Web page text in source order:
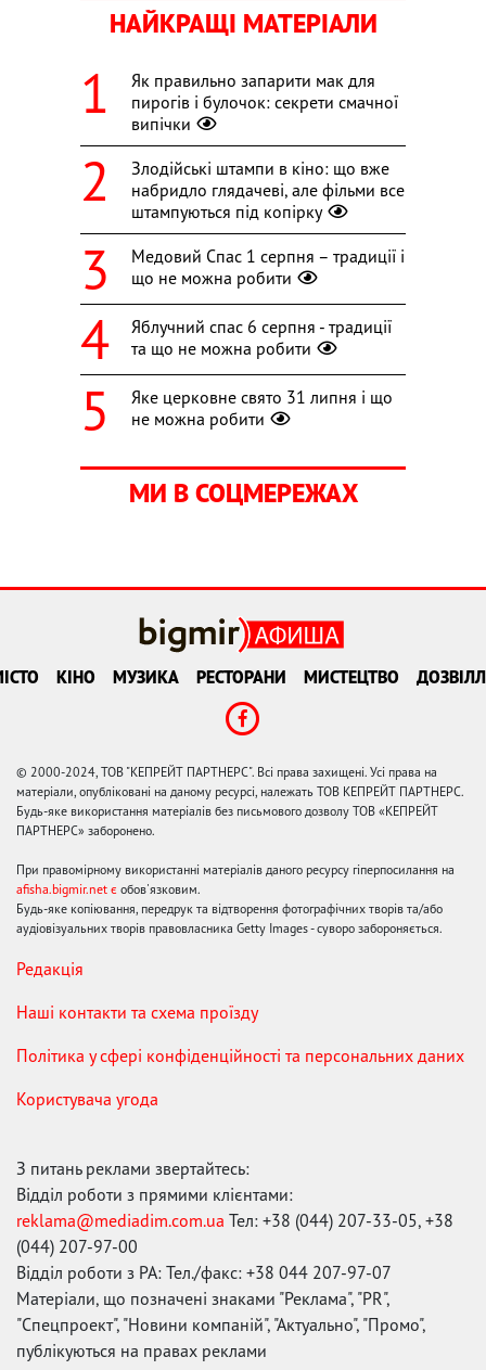
НАЙКРАЩІ МАТЕРІАЛИ
Як правильно запарити мак для
пирогів і булочок: секрети смачної
випічки
Злодійські штампи в кіно: що вже
набридло глядачеві, але фільми все
штампуються під копірку
Медовий Спас 1 серпня – традиції і
що не можна робити
Яблучний спас 6 серпня - традиції
та що не можна робити
Яке церковне свято 31 липня і що
не можна робити
МИ В СОЦМЕРЕЖАХ
КІНО МУЗИКА РЕСТОРАНИ МИСТЕЦТВО
© 2000-2024, ТОВ "КЕПРЕЙТ ПАРТНЕРС". Всі права захищені. Усі права на
матеріали, опубліковані на даному ресурсі, належать ТОВ КЕПРЕЙТ ПАРТНЕРС.
Будь-яке використання матеріалів без письмового дозволу ТОВ «КЕПРЕЙТ
ПАРТНЕРС» заборонено.
При правомірному використанні матеріалів даного ресурсу гіперпосилання на
afisha.bigmir.net є обов'язковим.
Будь-яке копіювання, передрук та відтворення фотографічних творів та/або
аудіовізуальних творів правовласника Getty Images - суворо забороняється.
Редакція
Наші контакти та схема проїзду
Політика у сфері конфіденційності та персональних даних
Користувача угода
З питань реклами звертайтесь:
Відділ роботи з прямими клієнтами:
reklama@mediadim.com.ua Тел: +38 (044) 207-33-05, +38
(044) 207-97-00
Відділ роботи з РА: Тел./факс: +38 044 207-97-07
Матеріали, що позначені знаками "Реклама", "PR",
"Спецпроект", "Новини компаній", "Актуально", "Промо",
публікуються на правах реклами